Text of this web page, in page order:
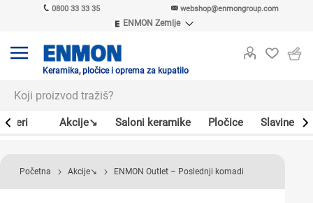
0800 33 33 35 webshop@enmongroup.com
ENMON Zemlje
ENMON MKD
Keramika, pločice i oprema za kupatilo
Akcije↘ Saloni keramike Pločice Slavine
Početna Akcije↘ ENMON Outlet – Poslednji komadi